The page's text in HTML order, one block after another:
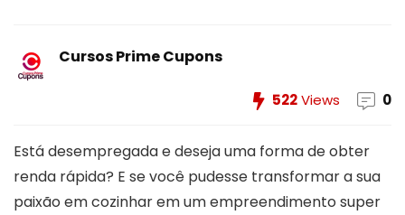
Cursos Prime Cupons
522Views 0
Está desempregada e deseja uma forma de obter
renda rápida? E se você pudesse transformar a sua
paixão em cozinhar em um empreendimento super